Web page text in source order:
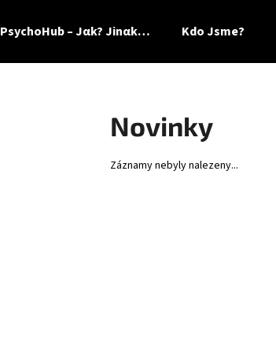
PsychoHub – Jαk? Jinαk… Kdo Jsme?
Novinky
Záznamy nebyly nalezeny...